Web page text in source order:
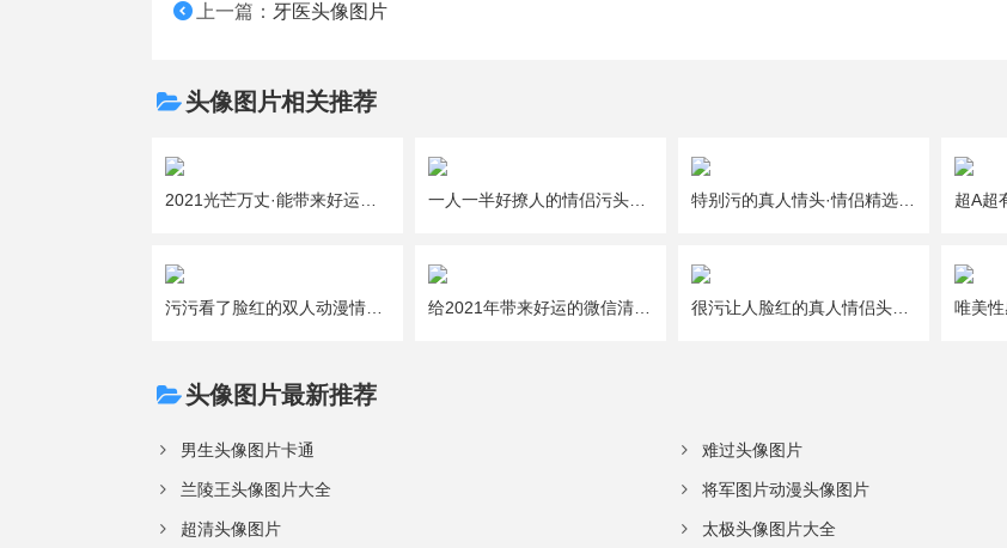
上一篇： 牙医头像图片
头像图片相关推荐
头像图片最新推荐
男生头像图片卡通 难过头像图片
兰陵王头像图片大全 将军图片动漫头像图片
超清头像图片 太极头像图片大全